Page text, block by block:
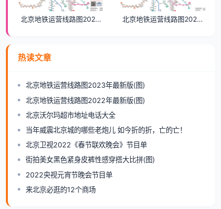
北京地铁运营线路图202... 北京地铁运营线路图202...
热读文章
北京地铁运营线路图2023年最新版(图)
北京地铁运营线路图2022年最新版(图)
北京沃尔玛超市地址电话大全
当年威震北京城的哪些老炮儿 如今折的折，亡的亡！
北京卫视2022《春节联欢晚会》节目单
街拍美女黑色紧身皮裤性感穿搭大比拼(图)
2022央视元宵节晚会节目单
来北京必逛的12个商场